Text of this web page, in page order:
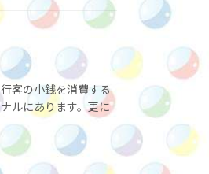
客の小銭を消費する
ルにあります。更に